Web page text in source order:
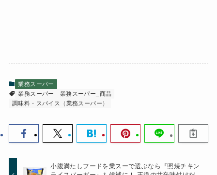
業務スーパー
業務スーパー
業務スーパー_商品
調味料・スパイス（業務スーパー）
小腹満たしフードを業スーで選ぶなら『照焼チキン